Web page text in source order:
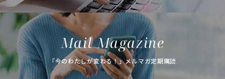
Mail Magazine
「今のわたしが変わる！」メルマガ定期購読